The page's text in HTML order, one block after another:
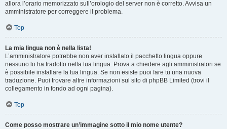
allora l’orario memorizzato sull’orologio del server non è corretto. Avvisa un
amministratore per correggere il problema.
Top
La mia lingua non è nella lista!
L’amministratore potrebbe non aver installato il pacchetto lingua oppure
nessuno lo ha tradotto nella tua lingua. Prova a chiedere agli amministratori se
è possibile installare la tua lingua. Se non esiste puoi fare tu una nuova
traduzione. Puoi trovare altre informazioni sul sito di phpBB Limited (trovi il
collegamento in fondo ad ogni pagina).
Top
Come posso mostrare un’immagine sotto il mio nome utente?